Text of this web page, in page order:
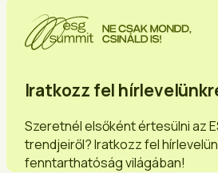
Iratkozz fel
Szeretnél elsőként értesülni az
trendjeiről? Iratkozz fel
fenntarthatóság világában!